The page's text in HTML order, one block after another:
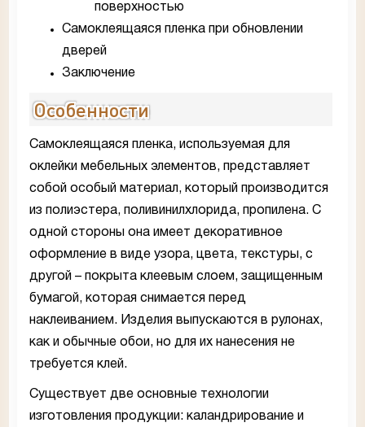
поверхностью
Самоклеящаяся пленка при обновлении
дверей
Заключение
Особенности
Самоклеящаяся пленка, используемая для
оклейки мебельных элементов, представляет
собой особый материал, который производится
из полиэстера, поливинилхлорида, пропилена. С
одной стороны она имеет декоративное
оформление в виде узора, цвета, текстуры, с
другой – покрыта клеевым слоем, защищенным
бумагой, которая снимается перед
наклеиванием. Изделия выпускаются в рулонах,
как и обычные обои, но для их нанесения не
требуется клей.
Существует две основные технологии
изготовления продукции: каландрирование и